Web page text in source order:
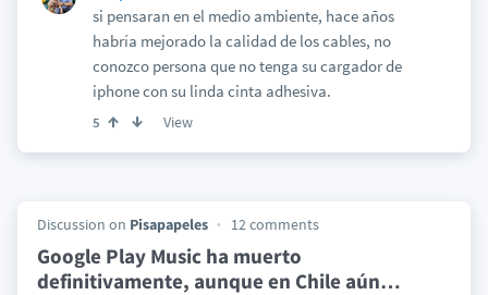
si pensaran en el medio ambiente, hace años
habría mejorado la calidad de los cables, no
conozco persona que no tenga su cargador de
iphone con su linda cinta adhesiva.
5 View
Discussion on Pisapapeles 12 comments
Google Play Music ha muerto
definitivamente, aunque en Chile aún…